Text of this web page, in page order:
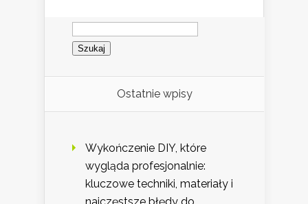
Szukaj:
Ostatnie wpisy
Wykończenie DIY, które
wygląda profesjonalnie:
kluczowe techniki, materiały i
najczęstsze błędy do